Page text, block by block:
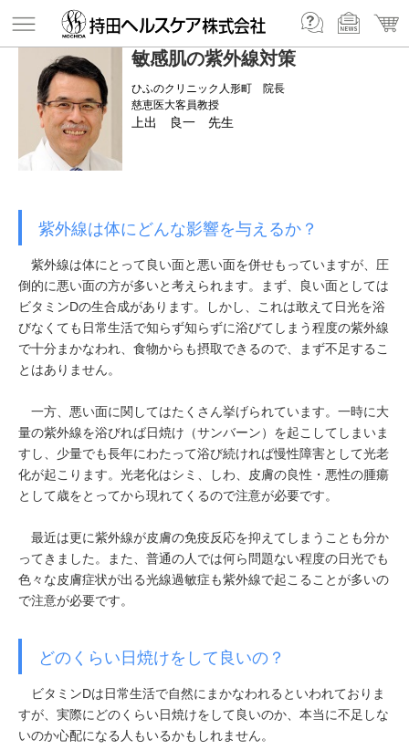
敏感肌の紫外線対策
ひふのクリニック人形町 院長
慈恵医大客員教授
上出 良一 先生
紫外線は体にどんな影響を与えるか？
紫外線は体にとって良い面と悪い面を併せもっていますが、圧
倒的に悪い面の方が多いと考えられます。まず、良い面としては
ビタミンDの生合成があります。しかし、これは敢えて日光を浴
びなくても日常生活で知らず知らずに浴びてしまう程度の紫外線
で十分まかなわれ、食物からも摂取できるので、まず不足するこ
とはありません。
一方、悪い面に関してはたくさん挙げられています。一時に大
量の紫外線を浴びれば日焼け（サンバーン）を起こしてしまいま
すし、少量でも長年にわたって浴び続ければ慢性障害として光老
化が起こります。光老化はシミ、しわ、皮膚の良性・悪性の腫瘍
として歳をとってから現れてくるので注意が必要です。
最近は更に紫外線が皮膚の免疫反応を抑えてしまうことも分か
ってきました。また、普通の人では何ら問題ない程度の日光でも
色々な皮膚症状が出る光線過敏症も紫外線で起こることが多いの
で注意が必要です。
どのくらい日焼けをして良いの？
ビタミンDは日常生活で自然にまかなわれるといわれておりま
すが、実際にどのくらい日焼けをして良いのか、本当に不足しな
いのか心配になる人もいるかもしれません。